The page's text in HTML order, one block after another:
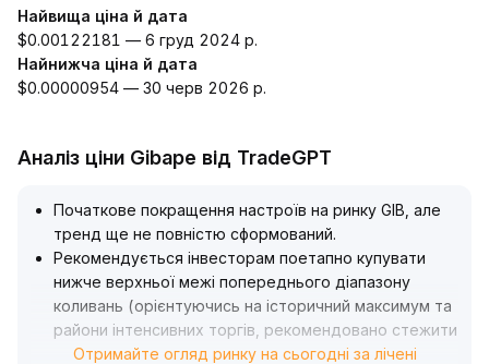
Найвища ціна й дата
$0.00122181 — 6 груд 2024 р.
Найнижча ціна й дата
$0.00000954 — 30 черв 2026 р.
Аналіз ціни Gibape від TradeGPT
Початкове покращення настроїв на ринку GIB, але
тренд ще не повністю сформований.
Рекомендується інвесторам поетапно купувати
нижче верхньої межі попереднього діапазону
коливань (орієнтуючись на історичний максимум та
райони інтенсивних торгів, рекомендовано стежити
за діапазоном $3.
Отримайте огляд ринку на сьогодні за лічені